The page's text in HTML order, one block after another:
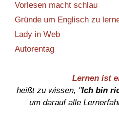
Vorlesen macht schlau
Gründe um Englisch zu
Lady in Web
Autorentag
Lernen ist
heißt zu wissen, "Ich bin
um darauf alle